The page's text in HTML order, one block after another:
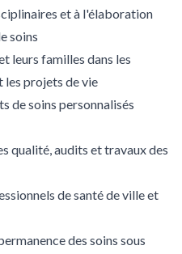
et à l'élaboration
soins
leurs familles dans les
les projets de vie
de soins personnalisés
qualité, audits et travaux des
de santé de ville et
des soins sous